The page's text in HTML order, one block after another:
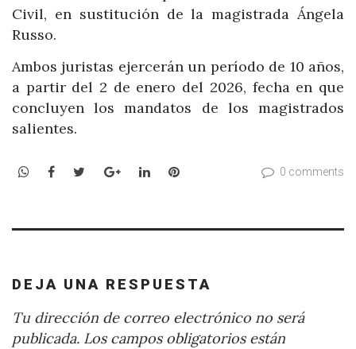
Civil, en sustitución de la magistrada Ángela
Russo.
Ambos juristas ejercerán un período de 10 años,
a partir del 2 de enero del 2026, fecha en que
concluyen los mandatos de los magistrados
salientes.
WhatsApp
Facebook
TwitterGoogle+LinkedInPinterest 0 comments
DEJA UNA RESPUESTA
Tu dirección de correo electrónico no será
publicada. Los campos obligatorios están